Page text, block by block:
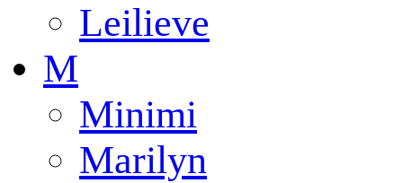
Leilieve
M
Minimi
Marilyn